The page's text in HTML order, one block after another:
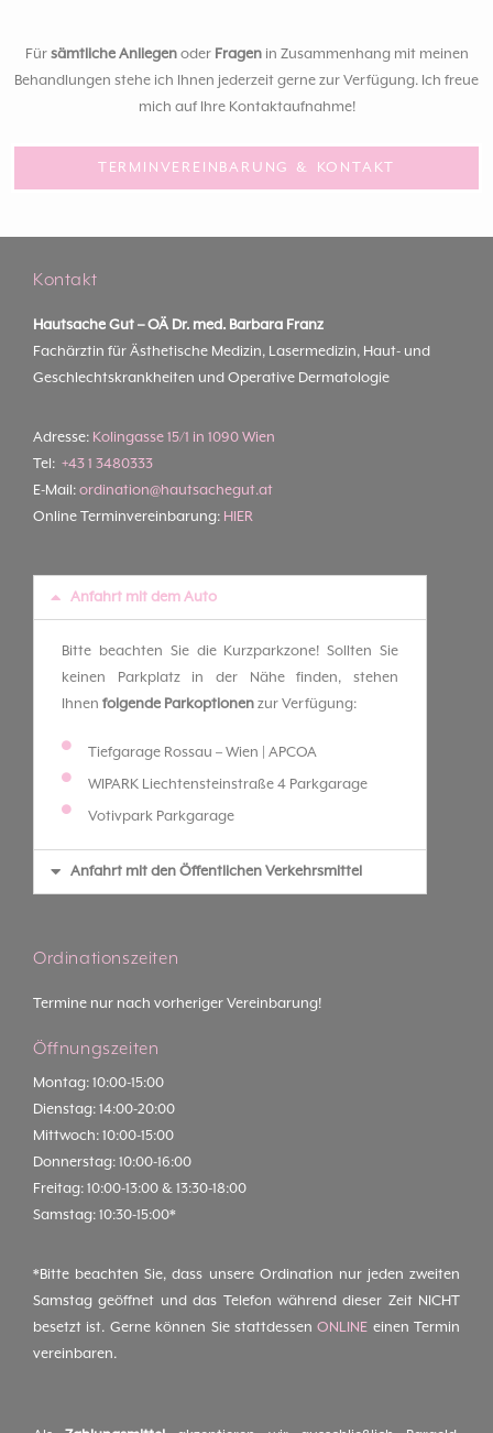
Für sämtliche Anliegenoder Fragenin Zusammenhang mit meinen
Behandlungen stehe ich Ihnen jederzeit gerne zur Verfügung. Ich freue
mich auf Ihre Kontaktaufnahme!
TERMINVEREINBARUNG & KONTAKT
Kontakt
Hautsache Gut –OÄ Dr. med. Barbara Franz
Fachärztin für Ästhetische Medizin, Lasermedizin, Haut- und
Geschlechtskrankheiten und Operative Dermatologie
Adresse: Kolingasse 15/1 in 1090 Wien
Tel: +43 1 3480333
E-Mail: ordination@hautsachegut.at
Online Terminvereinbarung: HIER
Anfahrt mit dem Auto
Bitte beachten Sie die Kurzparkzone! Sollten Sie
keinen Parkplatz in der Nähe finden, stehen
Ihnen folgende Parkoptionen zur Verfügung:
Tiefgarage Rossau – Wien | APCOA
WIPARK Liechtensteinstraße 4 Parkgarage
Votivpark Parkgarage
Anfahrt mit den Öffentlichen Verkehrsmittel
Ordinationszeiten
Termine nur nach vorheriger Vereinbarung!
Öffnungszeiten
Montag: 10:00-15:00
Dienstag: 14:00-20:00
Mittwoch: 10:00-15:00
Donnerstag: 10:00-16:00
Freitag: 10:00-13:00 & 13:30-18:00
Samstag: 10:30-15:00*
*Bitte beachten Sie, dass unsere Ordination nur jeden zweiten
Samstag geöffnet und das Telefon während dieser Zeit NICHT
besetzt ist. Gerne können Sie stattdessenONLINE einen Termin
vereinbaren.